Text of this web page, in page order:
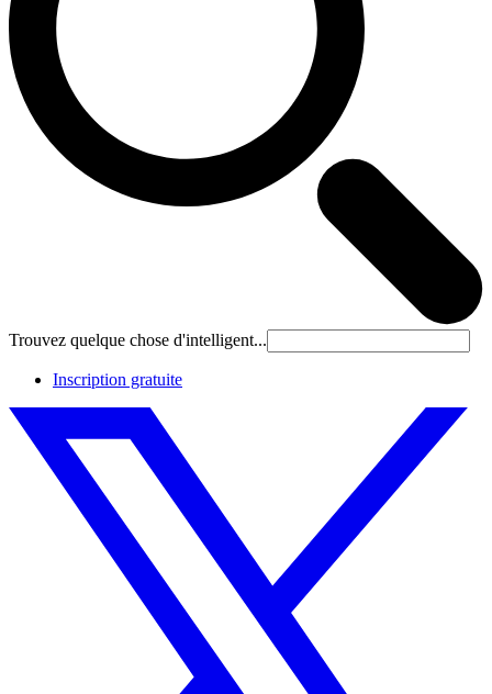
Trouvez quelque chose d'intelligent...
Inscription gratuite